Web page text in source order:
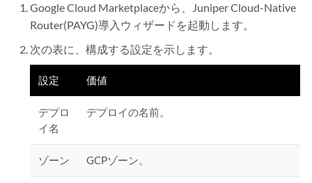
Google Cloud Marketplaceから、Juniper Cloud-Native
Router(PAYG)導入ウィザードを起動します。
次の表に、構成する設定を示します。
設定 価値
デプロ
イ名
デプロイの名前。
ゾーン GCPゾーン。